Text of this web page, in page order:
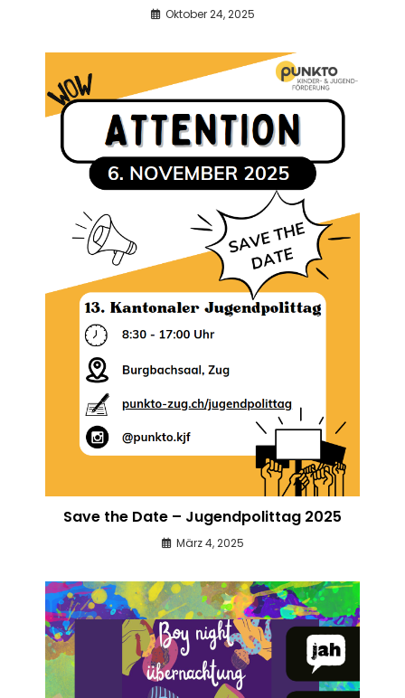
Oktober 24, 2025
Save the Date – Jugendpolittag 2025
März 4, 2025